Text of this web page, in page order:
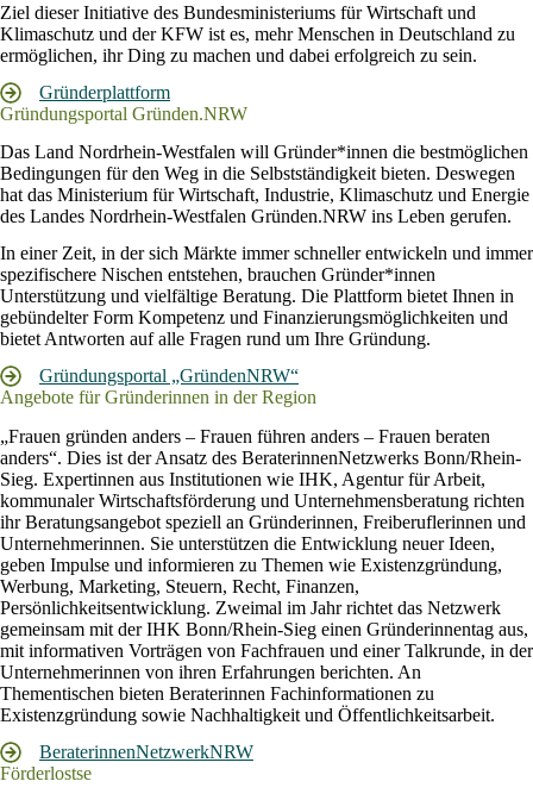
Ziel dieser Initiative des Bundesministeriums für Wirtschaft und
Klimaschutz und der KFW ist es, mehr Menschen in Deutschland zu
ermöglichen, ihr Ding zu machen und dabei erfolgreich zu sein.
Gründerplattform
Gründungsportal Gründen.NRW
Das Land Nordrhein-Westfalen will Gründer*innen die bestmöglichen
Bedingungen für den Weg in die Selbstständigkeit bieten. Deswegen
hat das Ministerium für Wirtschaft, Industrie, Klimaschutz und Energie
des Landes Nordrhein-Westfalen Gründen.NRW ins Leben gerufen.
In einer Zeit, in der sich Märkte immer schneller entwickeln und immer
spezifischere Nischen entstehen, brauchen Gründer*innen
Unterstützung und vielfältige Beratung. Die Plattform bietet Ihnen in
gebündelter Form Kompetenz und Finanzierungsmöglichkeiten und
bietet Antworten auf alle Fragen rund um Ihre Gründung.
Gründungsportal „GründenNRW“
Angebote für Gründerinnen in der Region
„Frauen gründen anders – Frauen führen anders – Frauen beraten
anders“. Dies ist der Ansatz des BeraterinnenNetzwerks Bonn/Rhein-
Sieg. Expertinnen aus Institutionen wie IHK, Agentur für Arbeit,
kommunaler Wirtschaftsförderung und Unternehmensberatung richten
ihr Beratungsangebot speziell an Gründerinnen, Freiberuflerinnen und
Unternehmerinnen. Sie unterstützen die Entwicklung neuer Ideen,
geben Impulse und informieren zu Themen wie Existenzgründung,
Werbung, Marketing, Steuern, Recht, Finanzen,
Persönlichkeitsentwicklung. Zweimal im Jahr richtet das Netzwerk
gemeinsam mit der IHK Bonn/Rhein-Sieg einen Gründerinnentag aus,
mit informativen Vorträgen von Fachfrauen und einer Talkrunde, in der
Unternehmerinnen von ihren Erfahrungen berichten. An
Thementischen bieten Beraterinnen Fachinformationen zu
Existenzgründung sowie Nachhaltigkeit und Öffentlichkeitsarbeit.
BeraterinnenNetzwerkNRW
Förderlostse